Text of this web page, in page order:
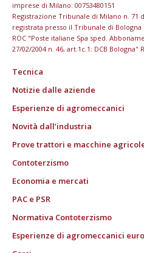
imprese di Milano: 00753480151
Registrazione Tribunale di Milano n. 71
registrata presso il Tribunale di Bologna
ROC "Poste italiane Spa sped.
27/02/2004 n. 46, art.1c.1: DCB Bologna"
Tecnica
Notizie dalle aziende
Esperienze di agromeccanici
Novità dall’industria
Prove trattori e macchine
Contoterzismo
Economia e mercati
PAC e PSR
Normativa Contoterzismo
Esperienze di agromeccanici